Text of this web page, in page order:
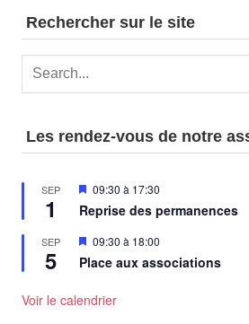
Rechercher sur le site
Les rendez-vous de notre
SEP
1
Mis
avant
09:30 à 17:30
Reprise des permanences
SEP
5
Mis
avant
09:30 à 18:00
Place aux associations
Voir le calendrier